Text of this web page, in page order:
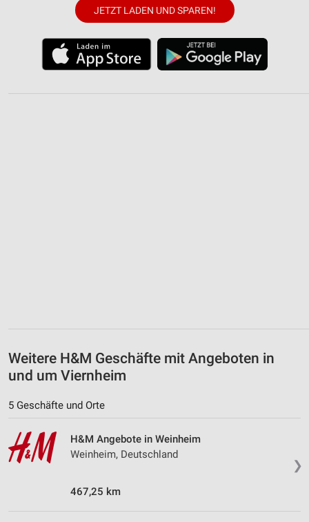
JETZT LADEN UND SPAREN!
Weitere H&M Geschäfte mit Angeboten in
und um Viernheim
5 Geschäfte und Orte
❯
H&M Angebote in Weinheim
Weinheim, Deutschland
467,25 km